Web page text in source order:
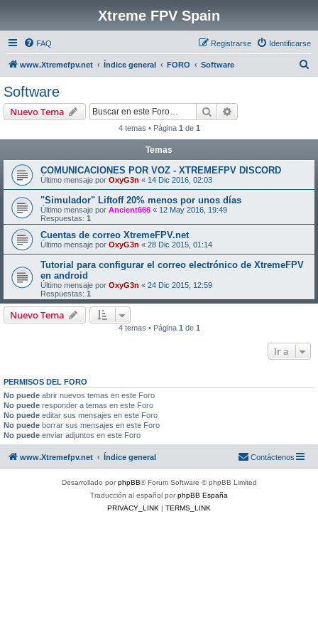
Xtreme FPV Spain
FAQ Identificarse
Registrarse
www.Xtremefpv.net Índice general FORO Software
Software
Nuevo Tema Buscar
4 temas • Página 1 de 1
Temas
COMUNICACIONES POR VOZ - XTREMEFPV DISCORD
Último mensaje por OxyG3n « 14 Dic 2016, 02:03
"Simulador" Liftoff 20% menos por unos días
Último mensaje por Ancient666 « 12 May 2016, 19:49
Respuestas: 1
Cuentas de correo XtremeFPV.net
Último mensaje por OxyG3n « 28 Dic 2015, 01:14
Tutorial para configurar el correo electrónico de XtremeFPV
en android
Último mensaje por OxyG3n « 24 Dic 2015, 12:59
Respuestas: 1
Nuevo Tema
4 temas • Página 1 de 1
Ir a
PERMISOS DEL FORO
No puede abrir nuevos temas en este Foro
No puede responder a temas en este Foro
No puede editar sus mensajes en este Foro
No puede borrar sus mensajes en este Foro
No puede enviar adjuntos en este Foro
www.Xtremefpv.net Índice general Contáctenos
Desarrollado porphpBB® Forum Software © phpBB Limited
Traducción al español porphpBB España
PRIVACY_LINK | TERMS_LINK